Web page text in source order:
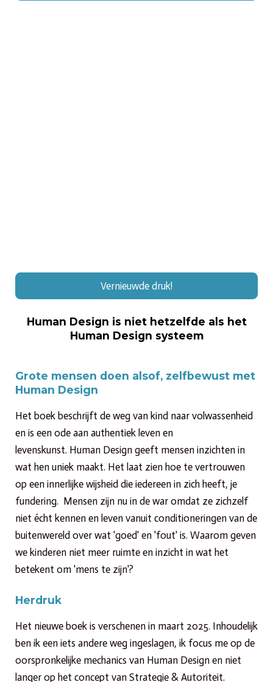
Vernieuwde druk!
Human Design is niet hetzelfde als het
Human Design systeem
Grote mensen doen alsof, zelfbewust met
Human Design
Het boek beschrijft de weg van kind naar volwassenheid
en is een ode aan authentiek leven en
levenskunst. Human Design geeft mensen inzichten in
wat hen uniek maakt. Het laat zien hoe te vertrouwen
op een innerlijke wijsheid die iedereen in zich heeft, je
fundering. Mensen zijn nu in de war omdat ze zichzelf
niet écht kennen en leven vanuit conditioneringen van de
buitenwereld over wat 'goed' en 'fout' is. Waarom geven
we kinderen niet meer ruimte en inzicht in wat het
betekent om 'mens te zijn'?
Herdruk
Het nieuwe boek is verschenen in maart 2025. Inhoudelijk
ben ik een iets andere weg ingeslagen, ik focus me op de
oorspronkelijke mechanics van Human Design en niet
langer op het concept van Strategie & Autoriteit.